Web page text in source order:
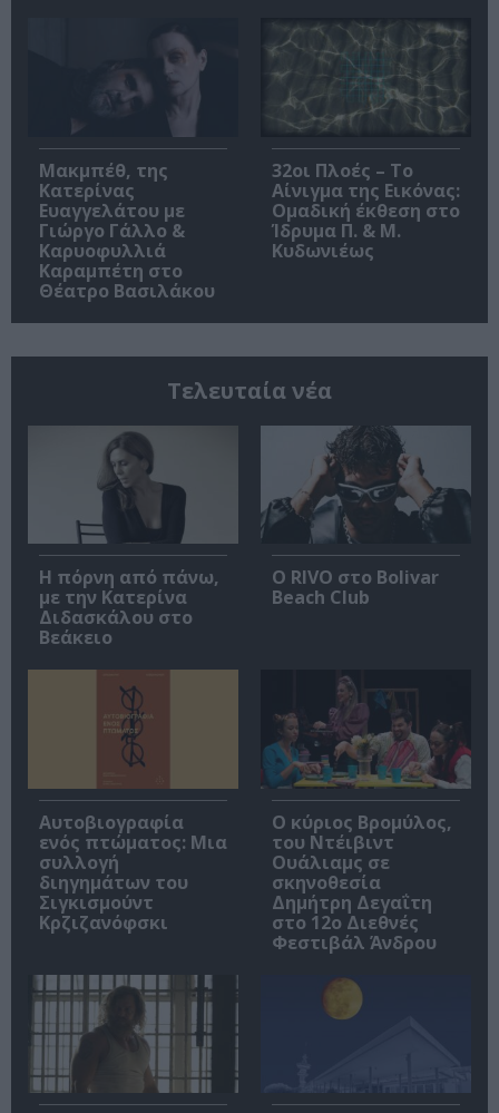
Μακμπέθ, της
Κατερίνας
Ευαγγελάτου με
Γιώργο Γάλλο &
Καρυοφυλλιά
Καραμπέτη στο
Θέατρο Βασιλάκου
32οι Πλοές – Το
Αίνιγμα της Εικόνας:
Ομαδική έκθεση στο
Ίδρυμα Π. & Μ.
Κυδωνιέως
Τελευταία νέα
Η πόρνη από πάνω,
με την Κατερίνα
Διδασκάλου στο
Βεάκειο
Ο RIVO στο Bolivar
Beach Club
Αυτοβιογραφία
ενός πτώματος: Μια
συλλογή
διηγημάτων του
Σιγκισμούντ
Κρζιζανόφσκι
O κύριος Βρομύλος,
του Ντέιβιντ
Ουάλιαμς σε
σκηνοθεσία
Δημήτρη Δεγαΐτη
στο 12ο Διεθνές
Φεστιβάλ Άνδρου